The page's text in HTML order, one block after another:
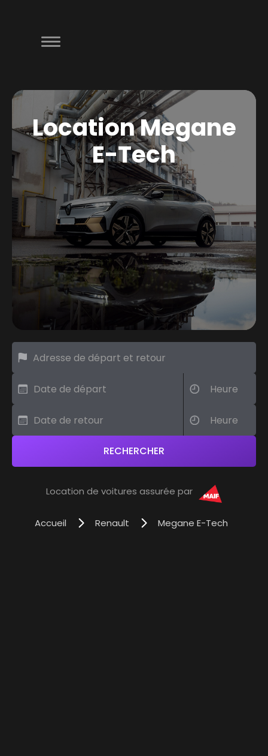
Location Megane
E-Tech
Location de voitures assurée par
Accueil Renault Megane E-Tech